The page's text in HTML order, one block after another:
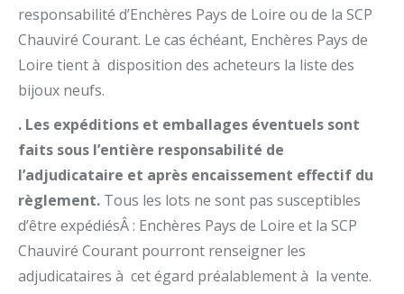
responsabilité d’Enchères Pays de Loire ou de la SCP
Chauviré Courant. Le cas échéant, Enchères Pays de
Loire tient à disposition des acheteurs la liste des
bijoux neufs.
. Les expéditions et emballages éventuels sont
faits sous l’entière responsabilité de
l’adjudicataire et après encaissement effectif du
règlement. Tous les lots ne sont pas susceptibles
d’être expédiésÂ : Enchères Pays de Loire et la SCP
Chauviré Courant pourront renseigner les
adjudicataires à cet égard préalablement à la vente.